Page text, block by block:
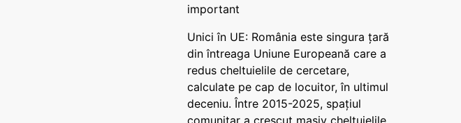
important
Unici în UE: România este singura țară
din întreaga Uniune Europeană care a
redus cheltuielile de cercetare,
calculate pe cap de locuitor, în ultimul
deceniu. Între 2015-2025, spațiul
comunitar a crescut masiv cheltuielile